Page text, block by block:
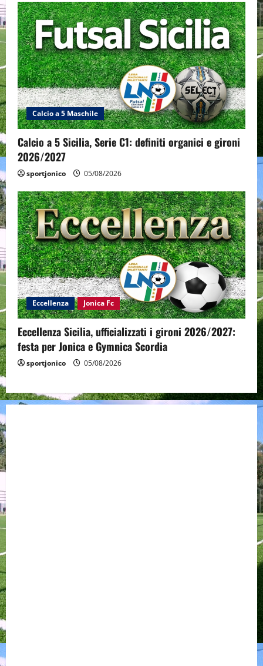
Calcio a 5 Maschile
Calcio a 5 Sicilia, Serie C1: definiti organici e gironi
2026/2027
sportjonico 05/08/2026
Eccellenza Jonica Fc
Eccellenza Sicilia, ufficializzati i gironi 2026/2027:
festa per Jonica e Gymnica Scordia
sportjonico 05/08/2026